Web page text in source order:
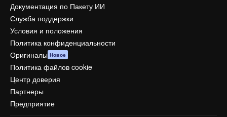
Документация по Пакету ИИ
Служба поддержки
Условия и положения
Политика конфиденциальности
Оригиналы Новое
Политика файлов cookie
Центр доверия
Партнеры
Предприятие